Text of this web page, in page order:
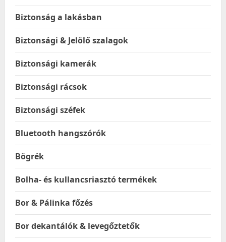
Biztonság a lakásban
Biztonsági & Jelölő szalagok
Biztonsági kamerák
Biztonsági rácsok
Biztonsági széfek
Bluetooth hangszórók
Bögrék
Bolha- és kullancsriasztó termékek
Bor & Pálinka főzés
Bor dekantálók & levegőztetők